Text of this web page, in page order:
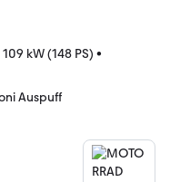
109 kW (148 PS) •
Auspuff